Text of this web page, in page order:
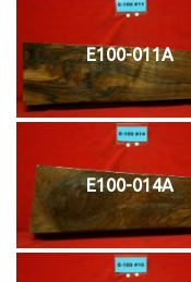
E100-011A
E100-014A